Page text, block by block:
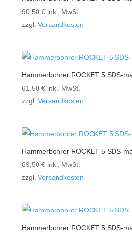
90,50 € inkl. MwSt.
zzgl. Versandkosten
Hammerbohrer ROCKET 5 SDS-
61,50 € inkl. MwSt.
zzgl. Versandkosten
Hammerbohrer ROCKET 5 SDS-
69,50 € inkl. MwSt.
zzgl. Versandkosten
Hammerbohrer ROCKET 5 SDS-